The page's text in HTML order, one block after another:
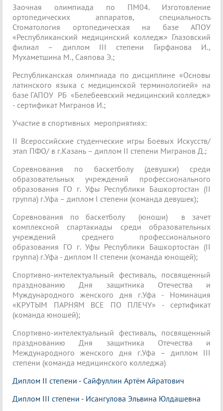
Заочная олимпиада по ПМ04. Изготовление
ортопедических аппаратов, специальность
Стоматология ортопедическая на базе АПОУ
«Республиканский медицинский колледж» Глазовский
филиал – диплом III степени Гирфанова И.,
Мухаметшина М., Саяпова Э.;
Республиканская олимпиада по дисциплине «Основы
латинского языка с медицинской терминологией» на
базе ГАПОУ РБ «Белебеевский медицинский колледж»
- сертификат Мигранов И.;
Участие в спортивных мероприятиях:
II Всероссийские студенческие игры Боевых Искусств/
этап ПФО/ в г.Казань – диплом II степени Мигранов Д.;
Соревнования по баскетболу (девушки) среди
образовательных учреждений профессионального
образования ГО г. Уфы Республики Башкортостан (II
группа) г.Уфа – диплом I степени (команда девушек);
Соревнования по баскетболу (юноши) в зачет
комплексной спартакиады среди образовательных
учреждений среднего профессионального
образования ГО г. Уфы Республики Башкортостан (II
группа) г.Уфа - диплом II степени (команда юнощей);
Спортивно-интелектуальный фестиваль, посвященный
празднованию Дня защитника Отечества и
Муждународного женского дня г.Уфа - Номинация
«КРУТЫМ ПАРНЯМ ВСЕ ПО ПЛЕЧУ» - сертификат
(команда юношей);
Спортивно-интелектуальный фестиваль, посвященный
празднованию Дня защитника Отечества и
Международного женского дня г.Уфа – диплом III
степени (команда медицинского колледжа)
Диплом II степени - Сайфуллин Артём Айратович
Диплом III степени - Исангулова Эльвина Юлдашевна